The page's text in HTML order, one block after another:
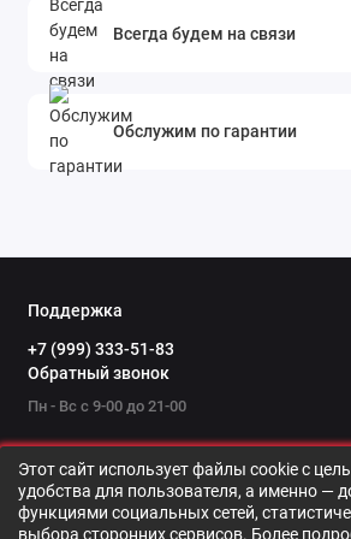
СОЭКС 01М Прайм работает на основе
газоразрядного счетчика,
точность показаний и скорость
результатов. Собранная прибором
мощности ионизирующего излучения
меняющийся график. В верхней
радиоактивной активности.
интенсивность излучения,
увеличении показаний. Участки
разным цветом в зависимости от
дозы. При превышении порога
оповещение.
Благодаря СОЭКС 01М Прайм Вы
Всегда будем на связи
Обслужим по гарантии
Поддержка
+7 (999) 333-51-83
Обратный звонок
Пн - Вс с 9-00 до 21-00
Этот сайт использует файлы cookie с
удобства для пользователя, а именно —
функциями социальных сетей,
выбора сторонних сервисов. Более